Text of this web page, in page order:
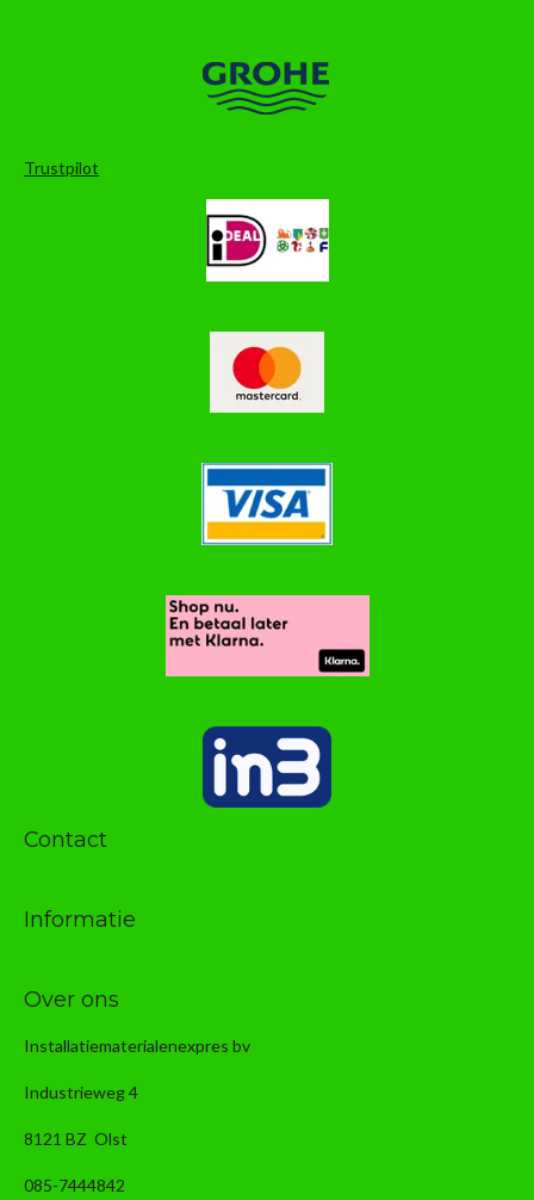
Trustpilot
Contact
Informatie
Over ons
Installatiematerialenexpres bv
Industrieweg 4
8121 BZ Olst
085-7444842